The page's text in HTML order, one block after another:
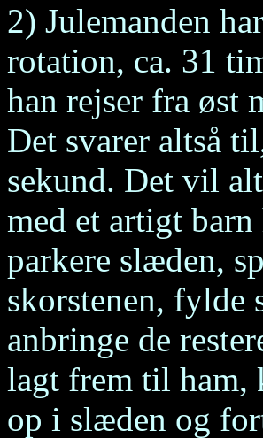
2) Julemanden
rotation, ca. 31
han rejser fra øst
Det svarer altså
sekund. Det vil
med et artigt
parkere slæden,
skorstenen, fylde
anbringe de
lagt frem til ham,
op i slæden og